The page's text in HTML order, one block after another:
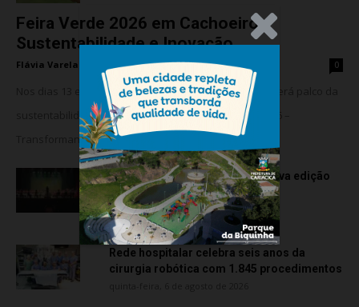
.Anúncio
Feira Verde 2026 em Cachoeiro:
Sustentabilidade e Inovação
Flávia Varela segunda-feira, 10 de agosto de 2026 0
Nos dias 13 e 14 de agosto, Cachoeiro de Itapemirim será palco da
sustentabilidade com a realização da Feira Verde 2026 –
Transformando Resíduos...
OCA Sinfônica é a atração da nova edição
do “Som na...
sexta-feira, 7 de agosto de 2026
Rede hospitalar celebra seis anos da
cirurgia robótica com 1.845 procedimentos